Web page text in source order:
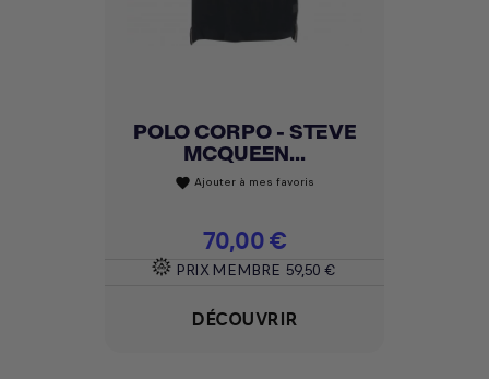
POLO CORPO - STEVE
MCQUEEN...
favorite Ajouter à mes favoris
Prix
70,00 €
PRIX MEMBRE 59,50 €
DÉCOUVRIR